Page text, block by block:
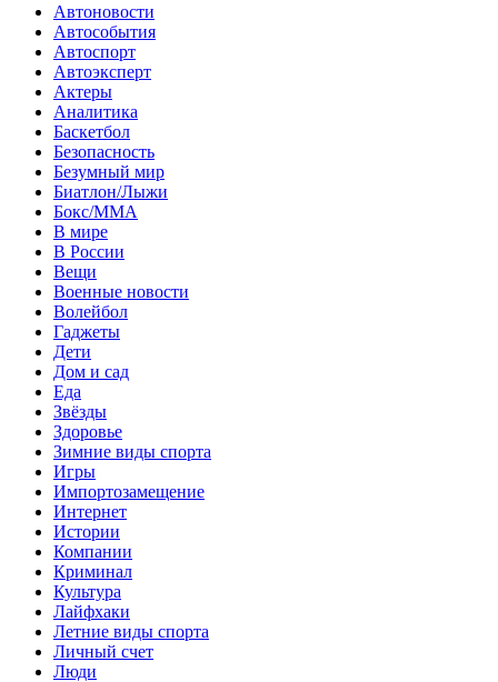
Автоновости
Автособытия
Автоспорт
Автоэксперт
Актеры
Аналитика
Баскетбол
Безопасность
Безумный мир
Биатлон/Лыжи
Бокс/MMA
В мире
В России
Вещи
Военные новости
Волейбол
Гаджеты
Дети
Дом и сад
Еда
Звёзды
Здоровье
Зимние виды спорта
Игры
Импортозамещение
Интернет
Истории
Компании
Криминал
Культура
Лайфхаки
Летние виды спорта
Личный счет
Люди